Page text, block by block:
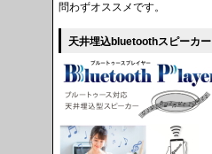
問わずオススメです。
天井埋込bluetoothスピーカー